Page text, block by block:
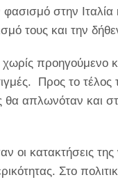
στην
τους και την
προηγούμενο
Προς το τέλος
απλωνόταν και
οι κατακτήσεις
Στο